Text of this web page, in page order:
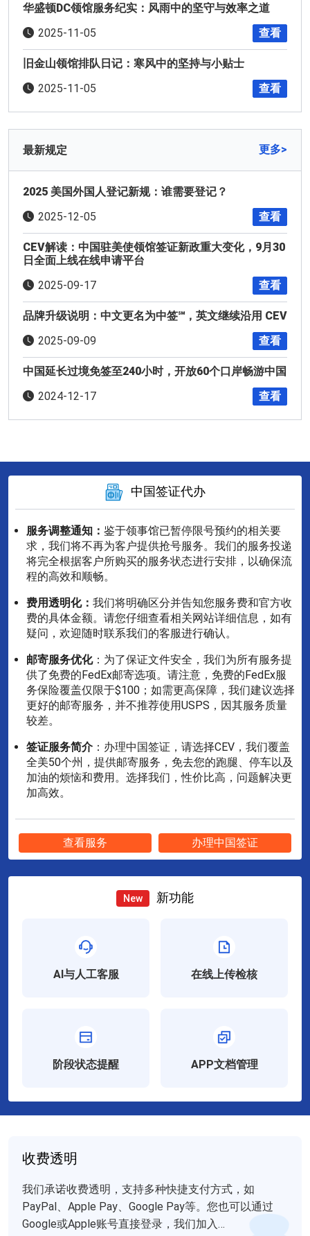
华盛顿DC领馆服务纪实：风雨中的坚守与效率之道
2025-11-05
查看
旧金山领馆排队日记：寒风中的坚持与小贴士
2025-11-05
查看
最新规定 更多>
2025 美国外国人登记新规：谁需要登记？
2025-12-05
查看
CEV解读：中国驻美使领馆签证新政重大变化，9月30
日全面上线在线申请平台
2025-09-17
查看
品牌升级说明：中文更名为中签℠，英文继续沿用 CEV
2025-09-09
查看
中国延长过境免签至240小时，开放60个口岸畅游中国
2024-12-17
查看
中国签证代办
服务调整通知： 鉴于领事馆已暂停限号预约的相关要
求，我们将不再为客户提供抢号服务。我们的服务投递
将完全根据客户所购买的服务状态进行安排，以确保流
程的高效和顺畅。
费用透明化： 我们将明确区分并告知您服务费和官方收
费的具体金额。请您仔细查看相关网站详细信息，如有
疑问，欢迎随时联系我们的客服进行确认。
邮寄服务优化：为了保证文件安全，我们为所有服务提
供了免费的FedEx邮寄选项。请注意，免费的FedEx服
务保险覆盖仅限于$100；如需更高保障，我们建议选择
更好的邮寄服务，并不推荐使用USPS，因其服务质量
较差。
签证服务简介：办理中国签证，请选择CEV，我们覆盖
全美50个州，提供邮寄服务，免去您的跑腿、停车以及
加油的烦恼和费用。选择我们，性价比高，问题解决更
加高效。
查看服务 办理中国签证
New 新功能
AI与人工客服 在线上传检核
阶段状态提醒 APP文档管理
收费透明
我们承诺收费透明，支持多种快捷支付方式，如
PayPal、Apple Pay、Google Pay等。您也可以通过
Google或Apple账号直接登录，我们加入